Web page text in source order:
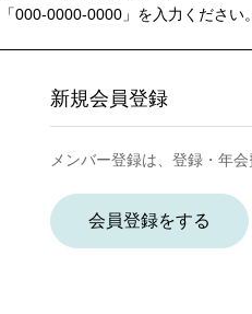
「000-0000-0000」を入力ください。
新規会員登録
メンバー登録は、登録・年会
会員登録をする